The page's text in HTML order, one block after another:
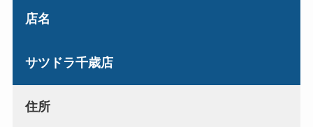
店名
サツドラ千歳店
住所